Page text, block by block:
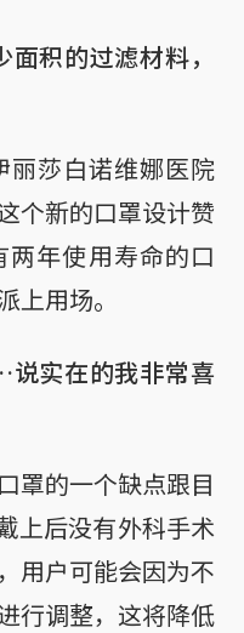
积的过滤材料，
莎白诺维娜医院
个新的口罩设计赞
年使用寿命的口
上用场。
实在的我非常喜
罩的一个缺点跟目
上后没有外科手术
用户可能会因为不
行调整，这将降低